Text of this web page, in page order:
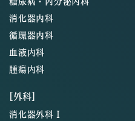
消化器内科
循環器内科
血液内科
腫瘍内科
[外科]
消化器外科Ⅰ